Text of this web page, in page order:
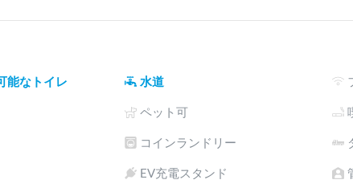
能なトイレ 水道
ペット可
コインランドリー
EV充電スタンド